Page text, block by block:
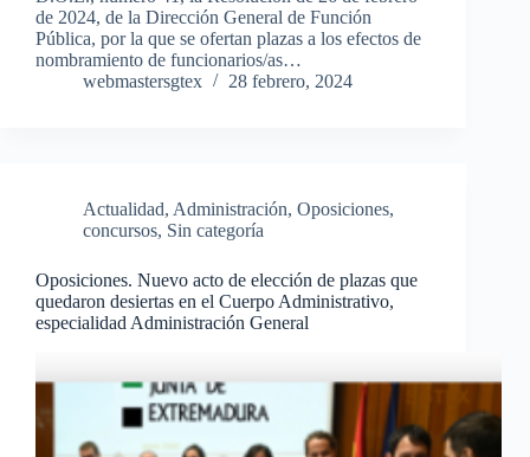
de 2024, de la Dirección General de Función
Pública, por la que se ofertan plazas a los efectos de
nombramiento de funcionarios/as…
webmastersgtex
28 febrero, 2024
Actualidad, Administración, Oposiciones,
concursos, Sin categoría
Oposiciones. Nuevo acto de elección de plazas que
quedaron desiertas en el Cuerpo Administrativo,
especialidad Administración General